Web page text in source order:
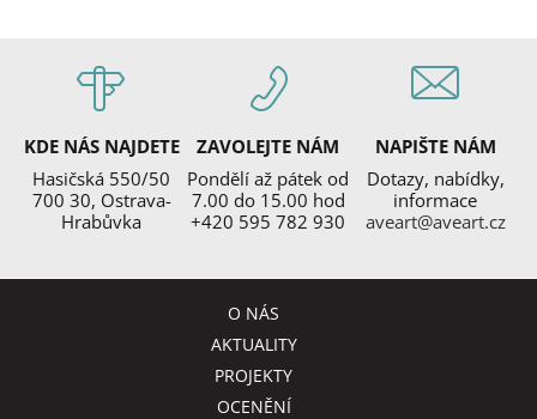
KDE NÁS NAJDETE
Hasičská 550/50
700 30, Ostrava-
Hrabůvka
ZAVOLEJTE NÁM
Pondělí až pátek od
7.00 do 15.00 hod
+420 595 782 930
NAPIŠTE NÁM
Dotazy, nabídky,
informace
aveart@aveart.cz
O NÁS
AKTUALITY
PROJEKTY
OCENĚNÍ